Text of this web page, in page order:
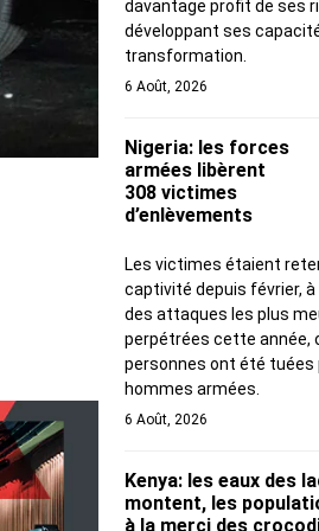
davantage profit de ses
développant ses
transformation.
6 Août, 2026
Nigeria: les forces
armées libèrent
308 victimes
d’enlèvements
Les victimes étaient
captivité depuis février, à
des attaques les plus
perpétrées cette année,
personnes ont été tuées
hommes armées.
6 Août, 2026
Kenya: les eaux des
montent, les
à la merci des